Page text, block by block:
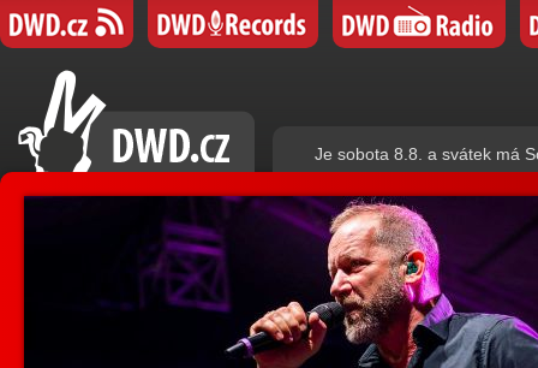
Je sobota 8.8. a svátek má